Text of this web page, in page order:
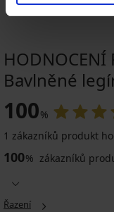
HODNOCENÍ
Bavlněné
100%
1 zákazníků produkt
100% zákazníků
Řazení